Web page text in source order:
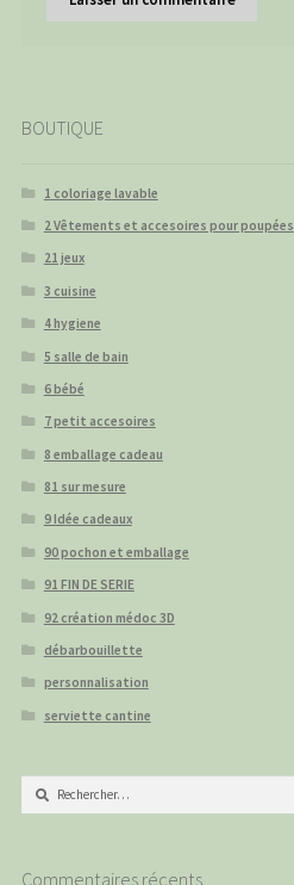
BOUTIQUE
1 coloriage lavable
2 Vêtements et accesoires pour poupées
21 jeux
3 cuisine
4 hygiene
5 salle de bain
6 bébé
7 petit accesoires
8 emballage cadeau
81 sur mesure
9 Idée cadeaux
90 pochon et emballage
91 FIN DE SERIE
92 création médoc 3D
débarbouillette
personnalisation
serviette cantine
Rechercher :
Commentaires récents